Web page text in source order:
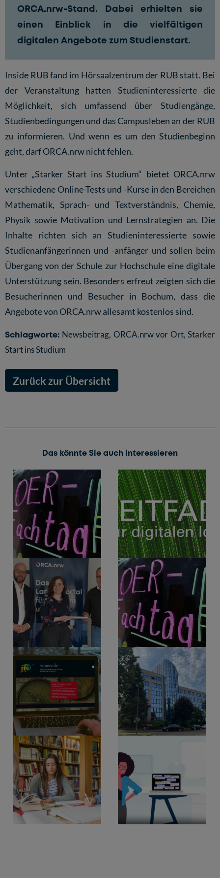
ORCA.nrw-Stand. Dabei erhielten sie
einen Einblick in die vielfältigen
digitalen Angebote zum Studienstart.
Inside RUB fand im Hörsaalzentrum der RUB statt. Bei
der Veranstaltung hatten Studieninteressierte die
Möglichkeit, sich umfassend über Studiengänge,
Studienbedingungen und das Campusleben an der RUB
zu informieren. Und wenn es um den Studienbeginn
geht, darf ORCA.nrw nicht fehlen.
Unter „Starker Start ins Studium“ bietet ORCA.nrw
verschiedene Online-Tests und -Kurse in den Bereichen
Mathematik, Sprach- und Textverständnis, Chemie,
Physik sowie Motivation und Lernstrategien an. Die
Inhalte richten sich an Studieninteressierte sowie
Studienanfängerinnen und -anfänger und sollen beim
Übergang von der Schule zur Hochschule eine digitale
Unterstützung sein. Besonders erfreut zeigten sich die
Besucherinnen und Besucher in Bochum, dass die
Angebote von ORCA.nrw allesamt kostenlos sind.
Schlagworte: Newsbeitrag, ORCA.nrw vor Ort,Starker
Start ins Studium
Zurück zur Übersicht
Das könnte Sie auch interessieren